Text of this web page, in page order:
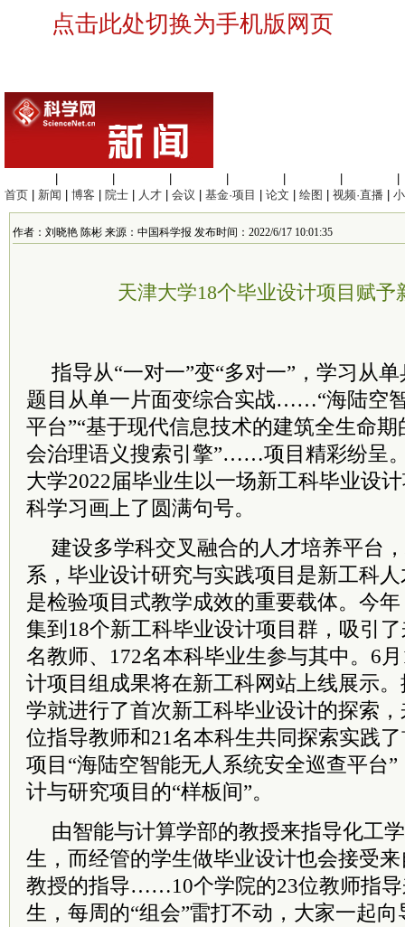
点击此处切换为手机版网页
首页
新闻 博客 院士 人才 会议 基金·项目 论文 绘图 视频·直播
作者：刘晓艳 陈彬 来源：中国科学报 发布时间：2022/6/17 10:01:35
天津大学18个毕业设计项目赋予
指导从“一对一”变“多对一”，学习从
题目从单一片面变综合实战……“海陆空
平台”“基于现代信息技术的建筑全生命
会治理语义搜索引擎”……项目精彩纷呈
大学2022届毕业生以一场新工科毕业设
科学习画上了圆满句号。
建设多学科交叉融合的人才培养平台
系，毕业设计研究与实践项目是新工科
是检验项目式教学成效的重要载体。今
集到18个新工科毕业设计项目群，吸引
名教师、172名本科毕业生参与其中。6
计项目组成果将在新工科网站上线展示
学就进行了首次新工科毕业设计的探索
位指导教师和21名本科生共同探索实践
项目“海陆空智能无人系统安全巡查平台
计与研究项目的“样板间”。
由智能与计算学部的教授来指导化工
生，而经管的学生做毕业设计也会接受
教授的指导……10个学院的23位教师指导
生，每周的“组会”雷打不动，大家一起